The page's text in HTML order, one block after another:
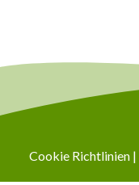
Cookie Richtlinien |